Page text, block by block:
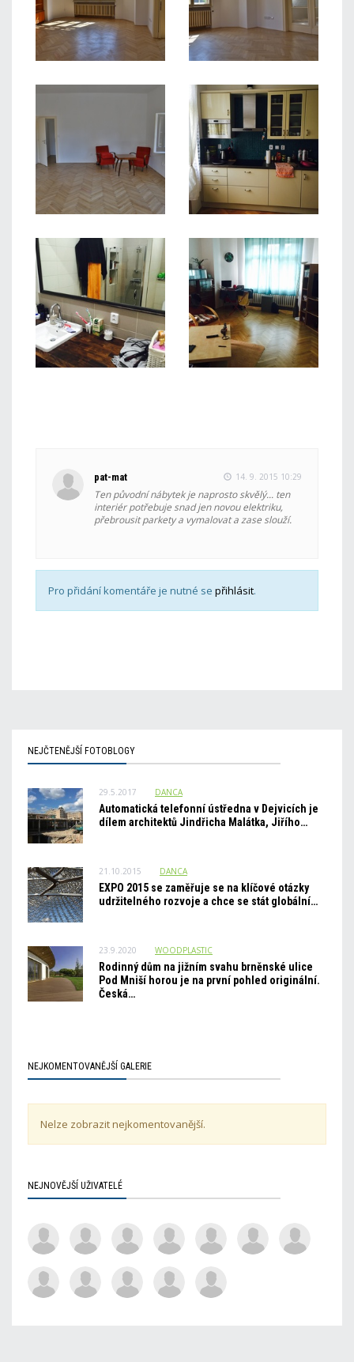
pat-mat 14. 9. 2015 10:29
Ten původní nábytek je naprosto skvělý... ten
interiér potřebuje snad jen novou elektriku,
přebrousit parkety a vymalovat a zase slouží.
Pro přidání komentáře je nutné se přihlásit.
NEJČTENĚJŠÍ FOTOBLOGY
29.5.2017 DANCA
Automatická telefonní ústředna v Dejvicích je
dílem architektů Jindřicha Malátka, Jiřího…
21.10.2015 DANCA
EXPO 2015 se zaměřuje se na klíčové otázky
udržitelného rozvoje a chce se stát globální…
23.9.2020 WOODPLASTIC
Rodinný dům na jižním svahu brněnské ulice
Pod Mniší horou je na první pohled originální.
Česká…
NEJKOMENTOVANĚJŠÍ GALERIE
Nelze zobrazit nejkomentovanější.
NEJNOVĚJŠÍ UŽIVATELÉ